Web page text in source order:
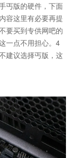
丐版的硬件，下面
容这里有必要再提
要买到专供网吧的
一点不用担心。4
建议选择丐版，这